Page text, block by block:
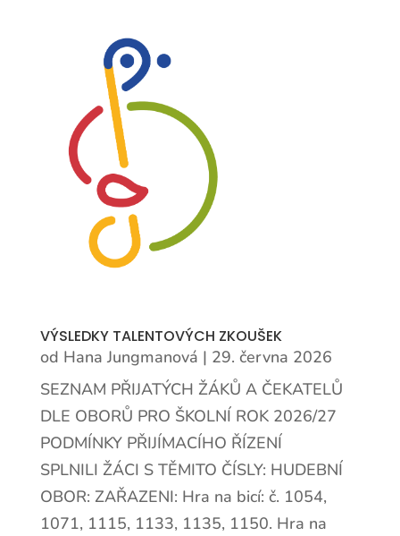
VÝSLEDKY TALENTOVÝCH ZKOUŠEK
od Hana Jungmanová | 29. června 2026
SEZNAM PŘIJATÝCH ŽÁKŮ A ČEKATELŮ
DLE OBORŮ PRO ŠKOLNÍ ROK 2026/27
PODMÍNKY PŘIJÍMACÍHO ŘÍZENÍ
SPLNILI ŽÁCI S TĚMITO ČÍSLY: HUDEBNÍ
OBOR: ZAŘAZENI: Hra na bicí: č. 1054,
1071, 1115, 1133, 1135, 1150. Hra na